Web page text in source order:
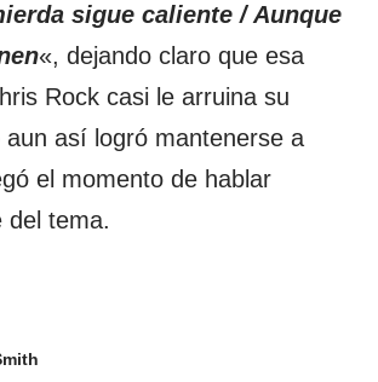
sigue caliente / Aunque
«, dejando claro que esa
Rock casi le arruina su
así logró mantenerse a
el momento de hablar
del tema.